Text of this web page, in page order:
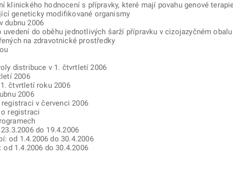
hodnocení s přípravky, které mají povahu genové
geneticky modifikované organismy
dubnu 2006
do oběhu jednotlivých šarží přípravku v cizojazyčném obalu
na zdravotnické prostředky
distribuce v 1. čtvrtletí 2006
2006
čtvrtletí roku 2006
2006
v červenci 2006
registraci
do 19.4.2006
od 1.4.2006 do 30.4.2006
1.4.2006 do 30.4.2006